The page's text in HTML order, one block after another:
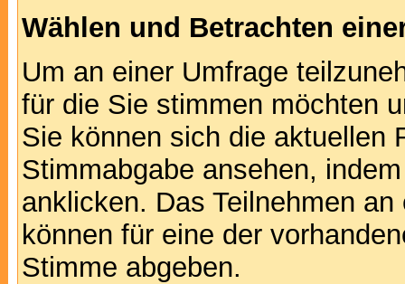
Wählen und Betrachten
Um an einer Umfrage
für die Sie stimmen möchten
Sie können sich die aktuellen
Stimmabgabe ansehen,
anklicken. Das Teilnehmen
können für eine der
Stimme abgeben.